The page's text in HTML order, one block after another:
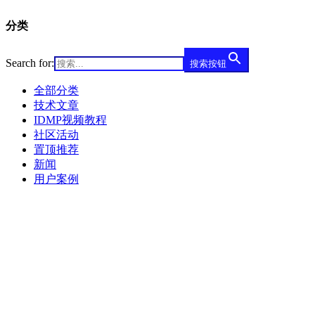
分类
Search for: 搜索按钮
全部分类
技术文章
IDMP视频教程
社区活动
置顶推荐
新闻
用户案例